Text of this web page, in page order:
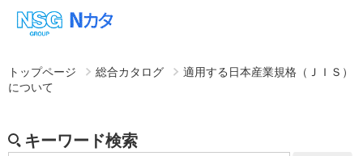
トップページ 総合カタログ
適用する日本産業規格（ＪＩＳ）
について